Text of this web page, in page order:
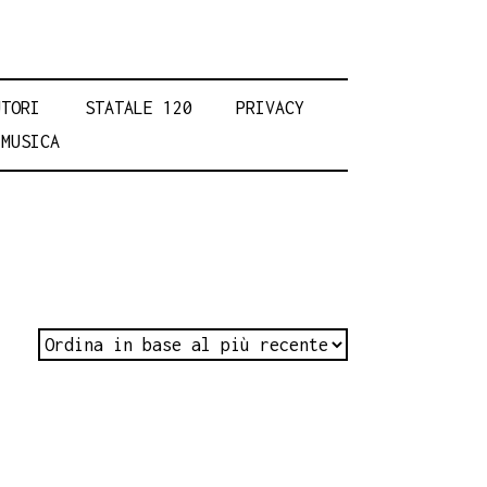
STATALE 120
PRIVACY
MUSICA